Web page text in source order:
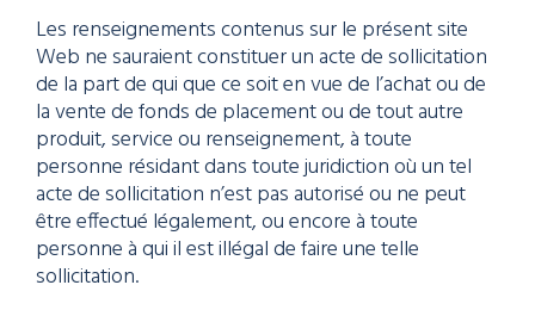
Les renseignements contenus sur le présent site
Web ne sauraient constituer un acte de sollicitation
de la part de qui que ce soit en vue de l’achat ou de
la vente de fonds de placement ou de tout autre
produit, service ou renseignement, à toute
personne résidant dans toute juridiction où un tel
acte de sollicitation n’est pas autorisé ou ne peut
être effectué légalement, ou encore à toute
personne à qui il est illégal de faire une telle
sollicitation.